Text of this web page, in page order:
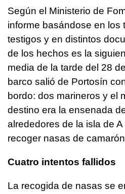
Según el Ministerio de
informe basándose en los
testigos y en distintos
de los hechos es la
media de la tarde del 28
barco salió de Portosín
bordo: dos marineros y el
destino era la ensenada
alrededores de la isla de
recoger nasas de
Cuatro intentos fallidos
La recogida de nasas se